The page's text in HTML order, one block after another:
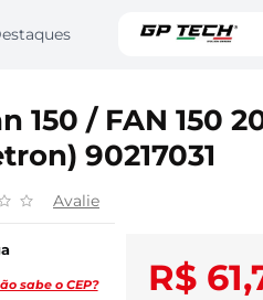
150 / FAN 150
90217031
Avalie
sabe o CEP? R$